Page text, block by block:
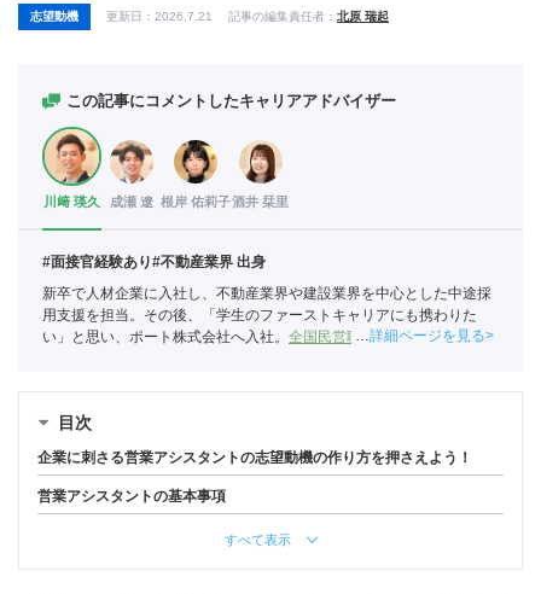
志望動機 更新日： 2026.7.21 記事の編集責任者： 北原 瑞起
この記事にコメントしたキャリアアドバイザー
川﨑 瑛久 成瀬 遼 根岸 佑莉子酒井 栞里
#面接官経験あり#不動産業界 出身
新卒で人材企業に入社し、不動産業界や建設業界を中心とした中途採
用支援を担当。その後、「学生のファーストキャリアにも携わりた
い」と思い、ポート株式会社へ入社。 全国民営職業紹介事業協会職業
詳細ページを見る
目次
企業に刺さる営業アシスタントの志望動機の作り方を押さえよう！
営業アシスタントの基本事項
すべて表示